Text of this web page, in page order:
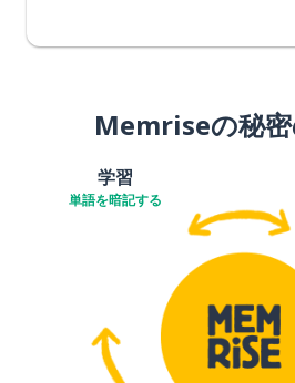
Memriseの秘
学習
単語を暗記する